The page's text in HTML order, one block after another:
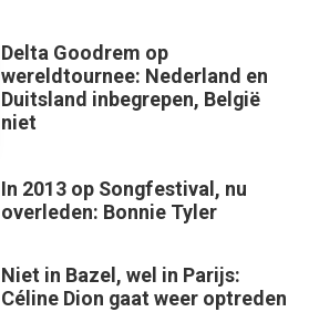
Delta Goodrem op
wereldtournee: Nederland en
Duitsland inbegrepen, België
niet
In 2013 op Songfestival, nu
overleden: Bonnie Tyler
Niet in Bazel, wel in Parijs:
Céline Dion gaat weer optreden